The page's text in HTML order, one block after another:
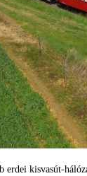
erdei kisvasút-